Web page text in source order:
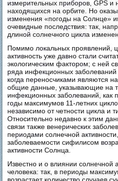
измерительных приборов, GPS и
находящихся на орбите. Но
изменения «погоды на Солнце»
очевидные последствия: так,
длиной солнечного цикла
Помимо локальных проявлений,
активность уже давно стали
экологическим фактором; с ней
ряда инфекционных
когда переносчиками являются
общие данные, указывающие на
инфекционных заболеваний, как
годы максимумов 11-летних
независимо от четности цикла и
Относительно недавно к этим
связи также венерических
периодами солнечной
заболеваемости сифилисом
активности Солнца.
Известно и о влиянии солнечной
человека: так, в периоды